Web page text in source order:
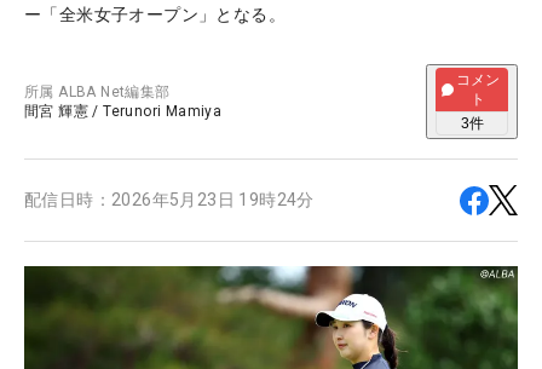
ー「全米女子オープン」となる。
所属ALBA Net編集部
間宮 輝憲 /Terunori Mamiya
コメン
ト
3件
配信日時： 2026年5月23日 19時24分